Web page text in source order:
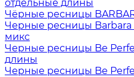
отдельные длины
Чёрные ресницы
Черные ресницы Barbara
микс
Черные ресницы Be
длины
Черные ресницы Be